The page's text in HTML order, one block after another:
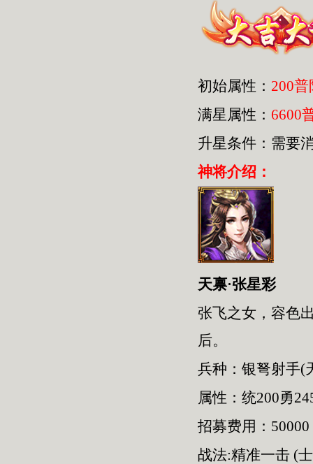
初始属性： 200
满星属性： 6600
升星条件：需要
神将介绍：
天禀·张星彩
张飞之女，容色
后。
兵种：银弩射手(
属性：统200勇
招募费用：50000
战法:精准一击 (